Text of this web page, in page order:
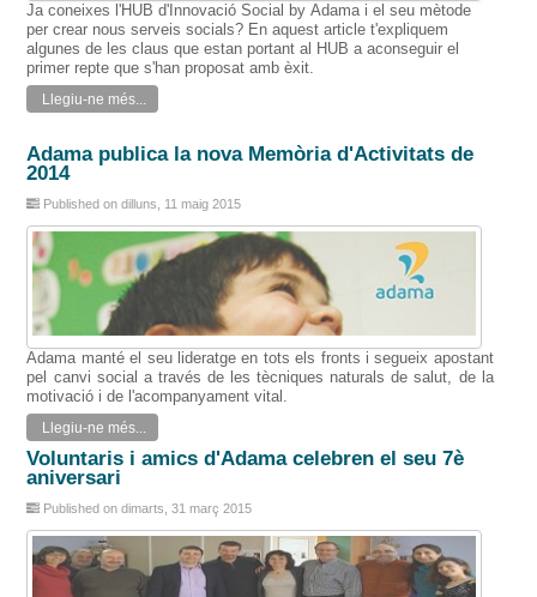
Ja coneixes l'HUB d'Innovació Social by Adama i el seu mètode
per crear nous serveis socials? En aquest article t'expliquem
algunes de les claus que estan portant al HUB a aconseguir el
primer repte que s'han proposat amb èxit.
Llegiu-ne més...
Adama publica la nova Memòria d'Activitats de
2014
Published on dilluns, 11 maig 2015
Adama manté el seu lideratge en tots els fronts i segueix apostant
pel canvi social a través de les tècniques naturals de salut, de la
motivació i de l'acompanyament vital .
Llegiu-ne més...
Voluntaris i amics d'Adama celebren el seu 7è
aniversari
Published on dimarts, 31 març 2015